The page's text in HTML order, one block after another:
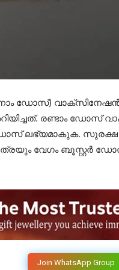
ഡോസ്)
രണ്ടാം ഡോസ്
ലഭ്യമാകുക. സുരക്ഷ
വേഗം ബൂസ്റ്റർ
Join WhatsApp Group